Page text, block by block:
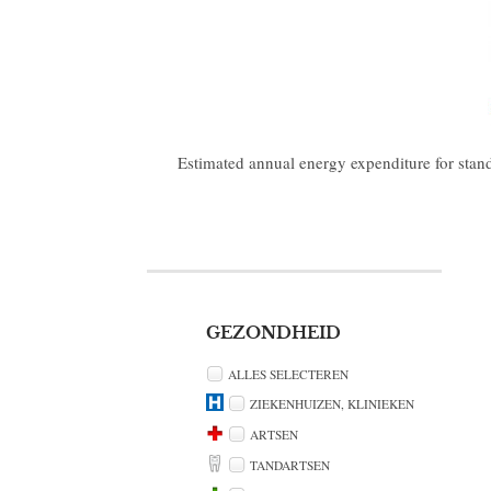
Estimated annual energy expenditure for
GEZONDHEID
ALLES SELECTEREN
ZIEKENHUIZEN, KLINIEKEN
ARTSEN
TANDARTSEN